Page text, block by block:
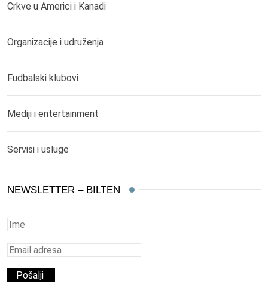
Crkve u Americi i Kanadi
Organizacije i udruženja
Fudbalski klubovi
Mediji i entertainment
Servisi i usluge
NEWSLETTER – BILTEN